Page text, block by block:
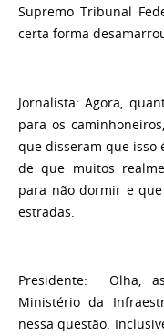
Supremo Tribunal
certa forma
Jornalista: Agora,
para os
que disseram que isso
de que muitos
para não dormir e
estradas.
Presidente: Olha,
Ministério da
nessa questão.